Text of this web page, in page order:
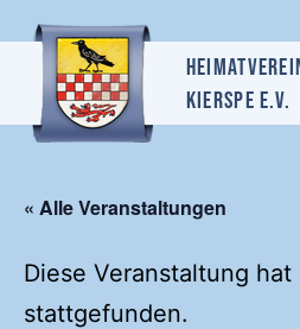
Kierspe e.v.
« Alle Veranstaltungen
Diese Veranstaltung hat
stattgefunden.